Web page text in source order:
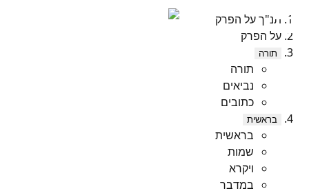
תנ"ך על הפרק
על הפרק
תורה
תורה
נביאים
כתובים
בראשית
בראשית
שמות
ויקרא
במדבר